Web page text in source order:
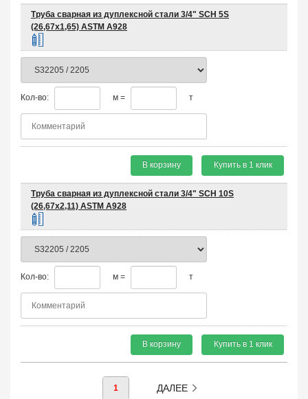
Труба сварная из дуплексной стали 3/4" SCH 5S
(26,67х1,65) ASTM A928
Кол-во: м = т
В корзину Купить в 1 клик
Труба сварная из дуплексной стали 3/4" SCH 10S
(26,67х2,11) ASTM A928
Кол-во: м = т
В корзину Купить в 1 клик
1 ДАЛЕЕ